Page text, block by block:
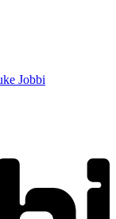
Jobbi